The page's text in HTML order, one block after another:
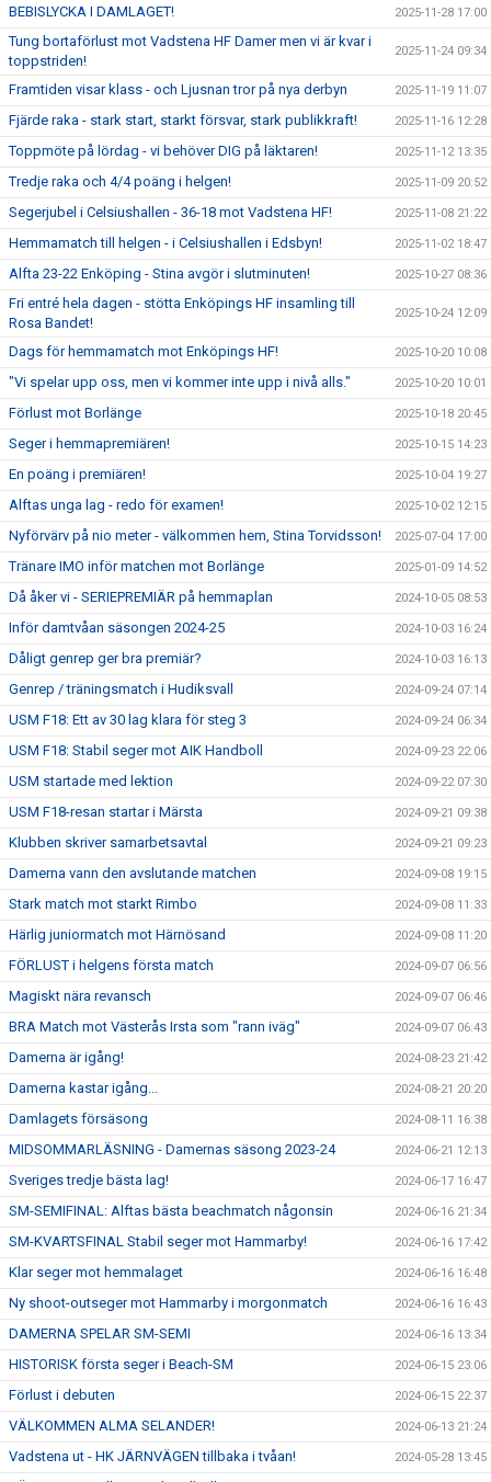
BEBISLYCKA I DAMLAGET! 2025-11-28 17:00
Tung bortaförlust mot Vadstena HF Damer men vi är kvar i
toppstriden!
2025-11-24 09:34
Framtiden visar klass - och Ljusnan tror på nya derbyn 2025-11-19 11:07
Fjärde raka - stark start, starkt försvar, stark publikkraft! 2025-11-16 12:28
Toppmöte på lördag - vi behöver DIG på läktaren! 2025-11-12 13:35
Tredje raka och 4/4 poäng i helgen! 2025-11-09 20:52
Segerjubel i Celsiushallen - 36-18 mot Vadstena HF! 2025-11-08 21:22
Hemmamatch till helgen - i Celsiushallen i Edsbyn! 2025-11-02 18:47
Alfta 23-22 Enköping - Stina avgör i slutminuten! 2025-10-27 08:36
Fri entré hela dagen - stötta Enköpings HF insamling till
Rosa Bandet!
2025-10-24 12:09
Dags för hemmamatch mot Enköpings HF! 2025-10-20 10:08
"Vi spelar upp oss, men vi kommer inte upp i nivå alls." 2025-10-20 10:01
Förlust mot Borlänge 2025-10-18 20:45
Seger i hemmapremiären! 2025-10-15 14:23
En poäng i premiären! 2025-10-04 19:27
Alftas unga lag - redo för examen! 2025-10-02 12:15
Nyförvärv på nio meter - välkommen hem, Stina Torvidsson! 2025-07-04 17:00
Tränare IMO inför matchen mot Borlänge 2025-01-09 14:52
Då åker vi - SERIEPREMIÄR på hemmaplan 2024-10-05 08:53
Inför damtvåan säsongen 2024-25 2024-10-03 16:24
Dåligt genrep ger bra premiär? 2024-10-03 16:13
Genrep / träningsmatch i Hudiksvall 2024-09-24 07:14
USM F18: Ett av 30 lag klara för steg 3 2024-09-24 06:34
USM F18: Stabil seger mot AIK Handboll 2024-09-23 22:06
USM startade med lektion 2024-09-22 07:30
USM F18-resan startar i Märsta 2024-09-21 09:38
Klubben skriver samarbetsavtal 2024-09-21 09:23
Damerna vann den avslutande matchen 2024-09-08 19:15
Stark match mot starkt Rimbo 2024-09-08 11:33
Härlig juniormatch mot Härnösand 2024-09-08 11:20
FÖRLUST i helgens första match 2024-09-07 06:56
Magiskt nära revansch 2024-09-07 06:46
BRA Match mot Västerås Irsta som "rann iväg" 2024-09-07 06:43
Damerna är igång! 2024-08-23 21:42
Damerna kastar igång... 2024-08-21 20:20
Damlagets försäsong 2024-08-11 16:38
MIDSOMMARLÄSNING - Damernas säsong 2023-24 2024-06-21 12:13
Sveriges tredje bästa lag! 2024-06-17 16:47
SM-SEMIFINAL: Alftas bästa beachmatch någonsin 2024-06-16 21:34
SM-KVARTSFINAL Stabil seger mot Hammarby! 2024-06-16 17:42
Klar seger mot hemmalaget 2024-06-16 16:48
Ny shoot-outseger mot Hammarby i morgonmatch 2024-06-16 16:43
DAMERNA SPELAR SM-SEMI 2024-06-16 13:34
HISTORISK första seger i Beach-SM 2024-06-15 23:06
Förlust i debuten 2024-06-15 22:37
VÄLKOMMEN ALMA SELANDER! 2024-06-13 21:24
Vadstena ut - HK JÄRNVÄGEN tillbaka i tvåan! 2024-05-28 13:45